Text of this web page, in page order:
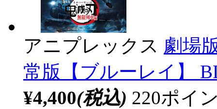
アニプレックス 劇場
常版【ブルーレイ】
¥4,400(税込) 220ポイ